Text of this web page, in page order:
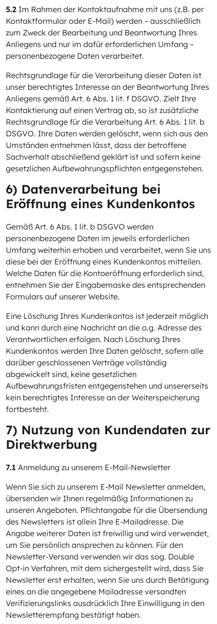
5.2 Im Rahmen der Kontaktaufnahme mit uns (z.B. per
Kontaktformular oder E-Mail) werden – ausschließlich
zum Zweck der Bearbeitung und Beantwortung Ihres
Anliegens und nur im dafür erforderlichen Umfang –
personenbezogene Daten verarbeitet.
Rechtsgrundlage für die Verarbeitung dieser Daten ist
unser berechtigtes Interesse an der Beantwortung Ihres
Anliegens gemäß Art. 6 Abs. 1 lit. f DSGVO. Zielt Ihre
Kontaktierung auf einen Vertrag ab, so ist zusätzliche
Rechtsgrundlage für die Verarbeitung Art. 6 Abs. 1 lit. b
DSGVO. Ihre Daten werden gelöscht, wenn sich aus den
Umständen entnehmen lässt, dass der betroffene
Sachverhalt abschließend geklärt ist und sofern keine
gesetzlichen Aufbewahrungspflichten entgegenstehen.
6) Datenverarbeitung bei
Eröffnung eines Kundenkontos
Gemäß Art. 6 Abs. 1 lit. b DSGVO werden
personenbezogene Daten im jeweils erforderlichen
Umfang weiterhin erhoben und verarbeitet, wenn Sie uns
diese bei der Eröffnung eines Kundenkontos mitteilen.
Welche Daten für die Kontoeröffnung erforderlich sind,
entnehmen Sie der Eingabemaske des entsprechenden
Formulars auf unserer Website.
Eine Löschung Ihres Kundenkontos ist jederzeit möglich
und kann durch eine Nachricht an die o.g. Adresse des
Verantwortlichen erfolgen. Nach Löschung Ihres
Kundenkontos werden Ihre Daten gelöscht, sofern alle
darüber geschlossenen Verträge vollständig
abgewickelt sind, keine gesetzlichen
Aufbewahrungsfristen entgegenstehen und unsererseits
kein berechtigtes Interesse an der Weiterspeicherung
fortbesteht.
7) Nutzung von Kundendaten zur
Direktwerbung
7.1 Anmeldung zu unserem E-Mail-Newsletter
Wenn Sie sich zu unserem E-Mail Newsletter anmelden,
übersenden wir Ihnen regelmäßig Informationen zu
unseren Angeboten. Pflichtangabe für die Übersendung
des Newsletters ist allein Ihre E-Mailadresse. Die
Angabe weiterer Daten ist freiwillig und wird verwendet,
um Sie persönlich ansprechen zu können. Für den
Newsletter-Versand verwenden wir das sog. Double
Opt-in Verfahren, mit dem sichergestellt wird, dass Sie
Newsletter erst erhalten, wenn Sie uns durch Betätigung
eines an die angegebene Mailadresse versandten
Verifizierungslinks ausdrücklich Ihre Einwilligung in den
Newsletterempfang bestätigt haben.